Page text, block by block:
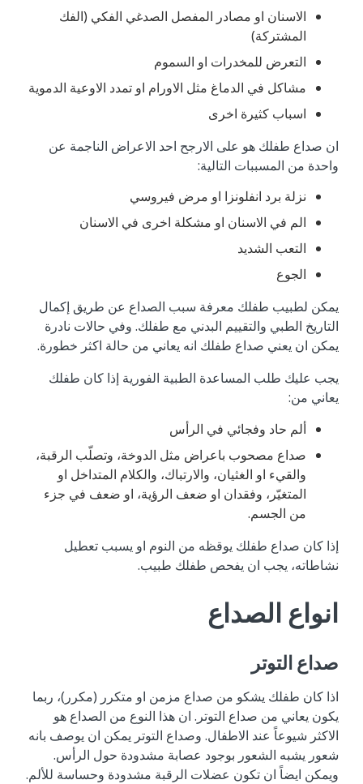
الاسنان او مصادر المفصل الصدغي الفكي (الفك
المشتركة)
التعرض للمخدرات او السموم
مشاكل في الدماغ مثل الاورام او تمدد الاوعية الدموية
اسباب كثيرة اخرى
ان صداع طفلك هو على الارجح احد الاعراض الناجمة عن
واحدة من المسببات التالية:
نزلة برد انفلونزا او مرض فيروسي
الم في الاسنان او مشكلة اخرى في الاسنان
التعب الشديد
الجوع
يمكن لطبيب طفلك معرفة سبب الصداع عن طريق إكمال
التاريخ الطبي والتقييم البدني مع طفلك. وفي حالات نادرة
يمكن ان يعني صداع طفلك انه يعاني من حالة اكثر خطورة.
يجب عليك طلب المساعدة الطبية الفورية إذا كان طفلك
يعاني من:
ألم حاد وفجائي في الرأس
صداع مصحوب باعراض مثل الدوخة، وتصلّب الرقبة،
والقيء او الغثيان، والارتباك، والكلام المتداخل او
المتغيّر، وفقدان او ضعف الرؤية، او ضعف في جزء
من الجسم.
إذا كان صداع طفلك يوقظه من النوم او يسبب تعطيل
نشاطاته، يجب ان يفحص طفلك طبيب.
انواع الصداع
صداع التوتر
اذا كان طفلك يشكو من صداع مزمن او متكرر (مكرر)، ربما
يكون يعاني من صداع التوتر. ان هذا النوع من الصداع هو
الاكثر شيوعاً عند الاطفال. وصداع التوتر يمكن ان يوصف بانه
شعور يشبه الشعور بوجود عصابة مشدودة حول الرأس.
ويمكن ايضاً ان تكون عضلات الرقبة مشدودة وحساسة للألم.